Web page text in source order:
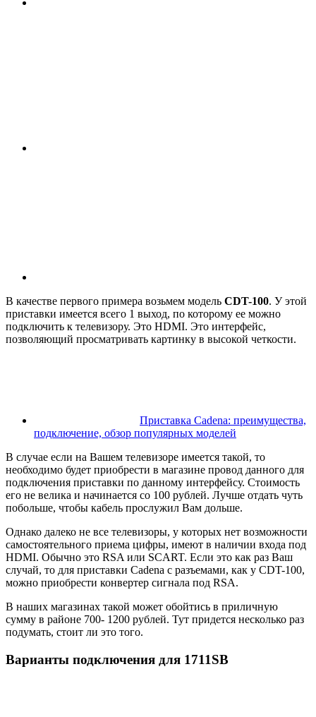
В качестве первого примера возьмем модель CDT-100. У этой
приставки имеется всего 1 выход, по которому ее можно
подключить к телевизору. Это HDMI. Это интерфейс,
позволяющий просматривать картинку в высокой четкости.
Приставка Cadena: преимущества,
подключение, обзор популярных моделей
В случае если на Вашем телевизоре имеется такой, то
необходимо будет приобрести в магазине провод данного для
подключения приставки по данному интерфейсу. Стоимость
его не велика и начинается со 100 рублей. Лучше отдать чуть
побольше, чтобы кабель прослужил Вам дольше.
Однако далеко не все телевизоры, у которых нет возможности
самостоятельного приема цифры, имеют в наличии входа под
HDMI. Обычно это RSA или SCART. Если это как раз Ваш
случай, то для приставки Cadena с разъемами, как у CDT-100,
можно приобрести конвертер сигнала под RSA.
В наших магазинах такой может обойтись в приличную
сумму в районе 700- 1200 рублей. Тут придется несколько раз
подумать, стоит ли это того.
Варианты подключения для 1711SB